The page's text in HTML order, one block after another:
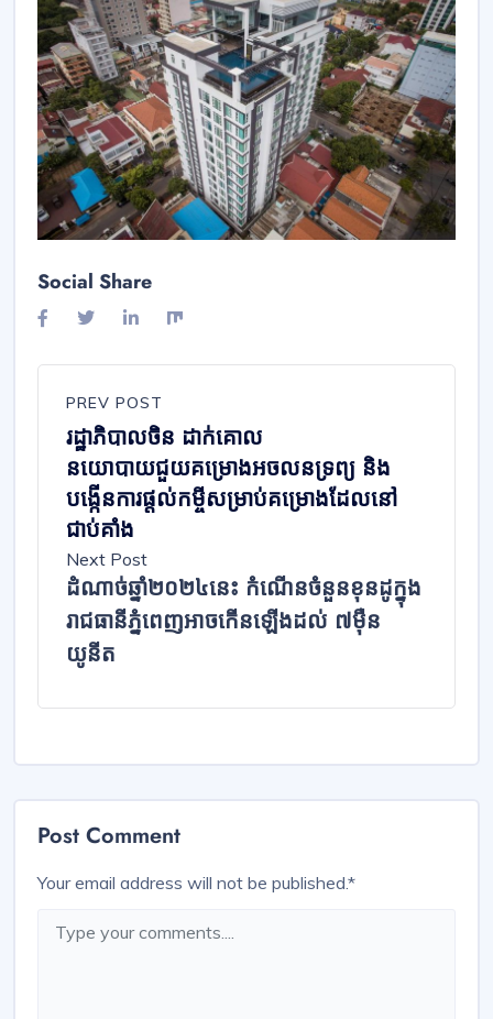
Social Share
PREV POST
រដ្ឋាភិបាលចិន ដាក់គោល
នយោបាយជួយគម្រោងអចលនទ្រព្យ និង
បង្កើនការផ្តល់កម្ចីសម្រាប់គម្រោងដែលនៅ
ជាប់គាំង
Next Post
ដំណាច់ឆ្នាំ២០២៤​នេះ​ កំណើនចំនួន​ខុនដូ​ក្នុង​
រាជធានីភ្នំពេញអាច​កើនឡើងដល់​ ៧ម៉ឺន
យូនីត​
Post Comment
Your email address will not be published.*